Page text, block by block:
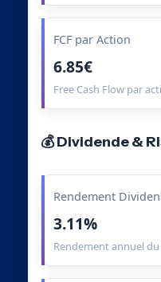
FCF par Action
6.85€
Free Cash Flow par
💰 Dividende &
Rendement
3.11%
Rendement annuel